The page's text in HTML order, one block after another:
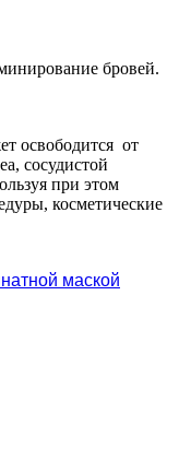
бровей.
освободится от
сосудистой
при этом
косметические
маской